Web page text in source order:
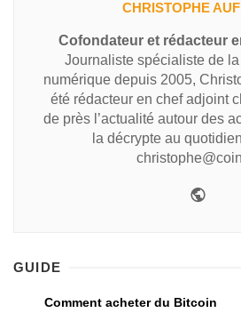
CHRISTOPHE
Cofondateur et rédacteur
Journaliste spécialiste de
numérique depuis 2005,
été rédacteur en chef adjoint
de près l’actualité autour des
la décrypte au
GUIDE
Comment acheter du Bitcoin